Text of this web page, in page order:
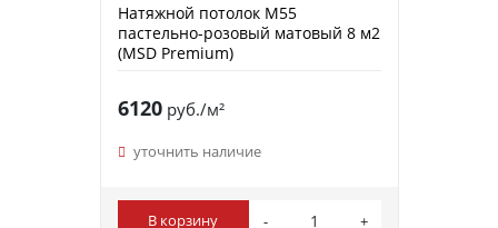
Натяжной потолок M55
пастельно-розовый матовый 8 м2
(MSD Premium)
6120руб./м²
уточнить наличие
В корзину